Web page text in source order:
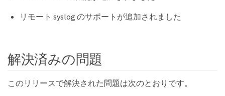
リモート syslog のサポートが追加されました
解決済みの問題
このリリースで解決された問題は次のとおりです。